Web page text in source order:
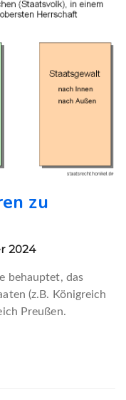
zu
2024
behauptet, das
(z.B. Königreich
Preußen.